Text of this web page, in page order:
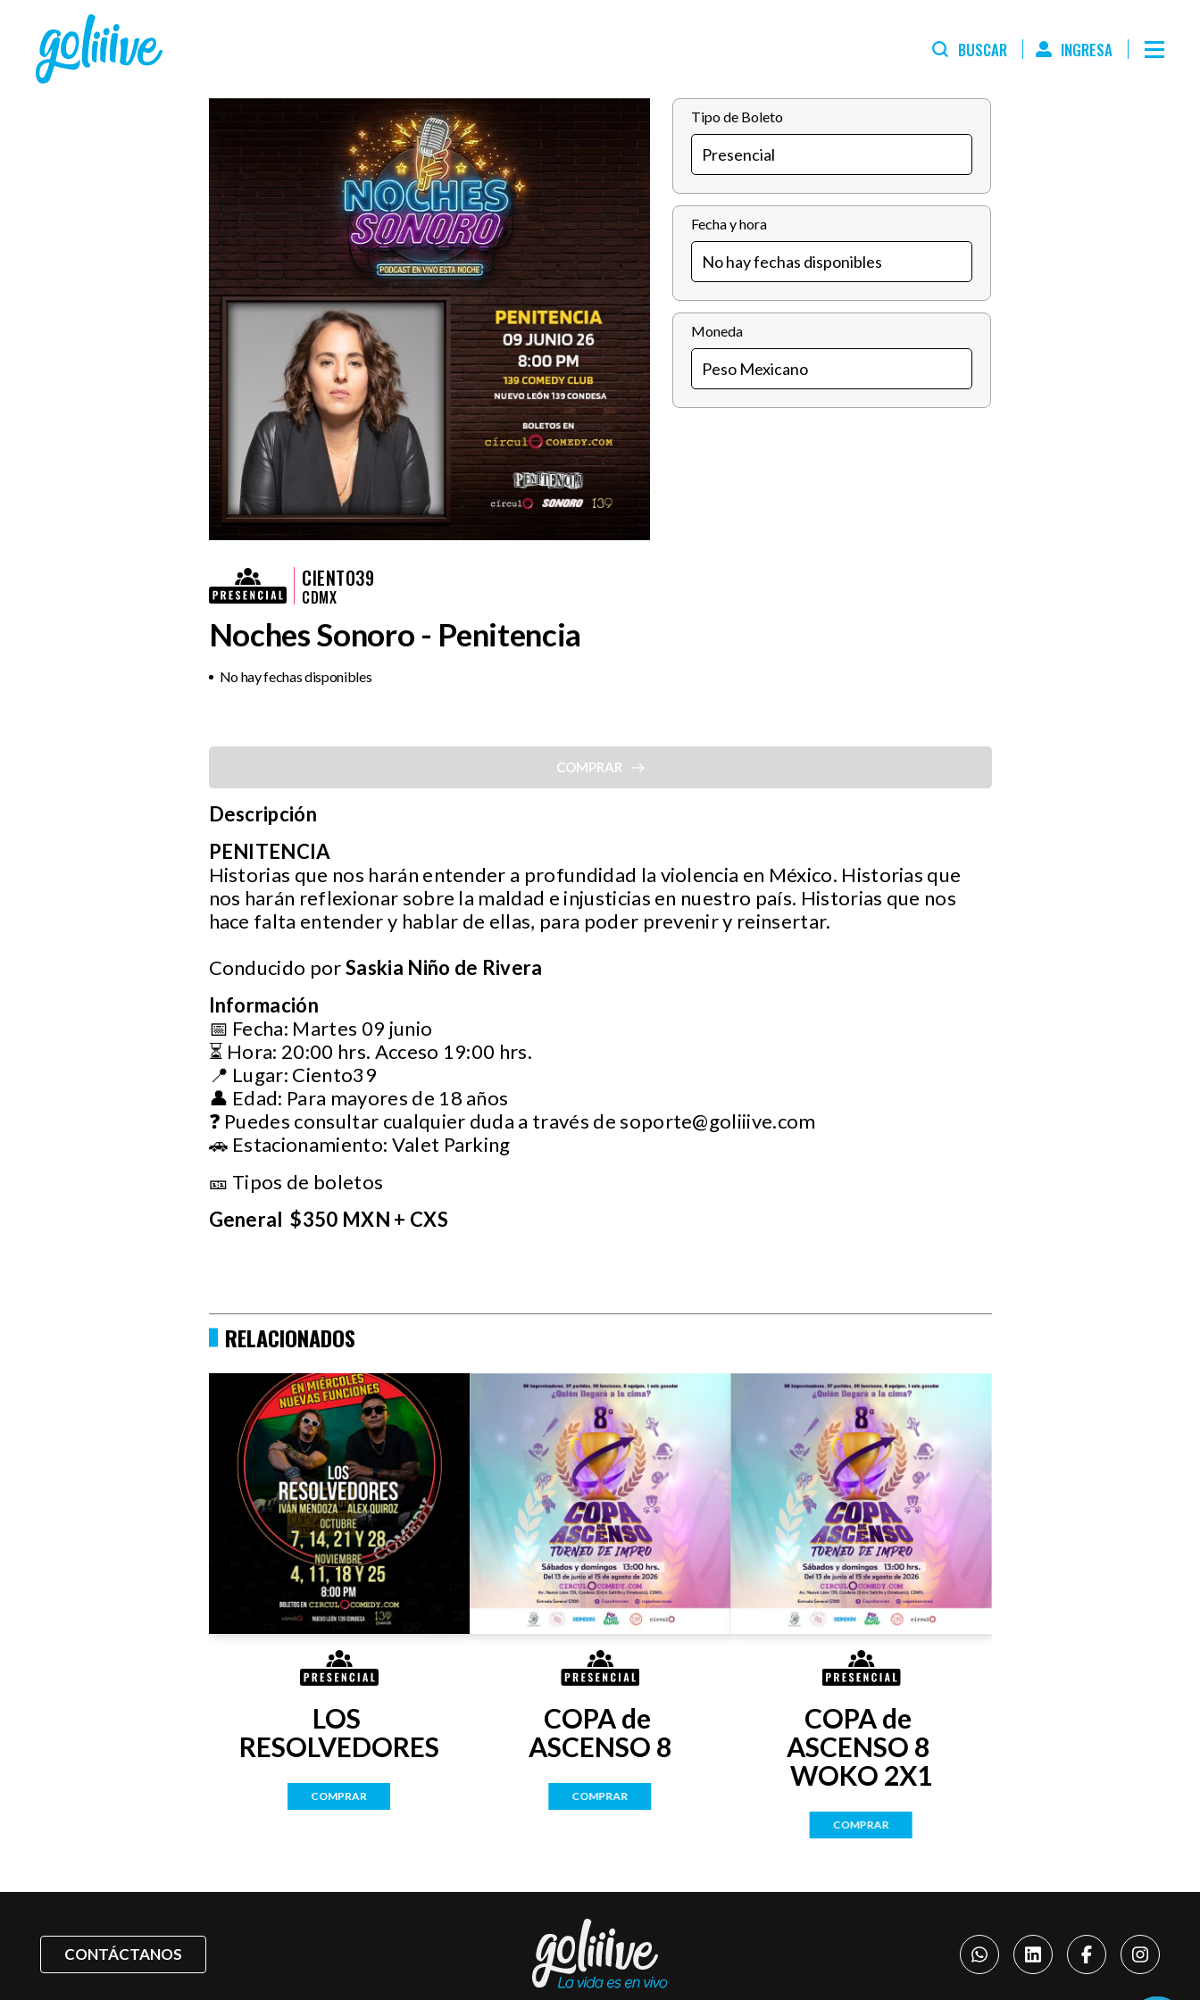
BUSCAR INGRESA
CIENTO39
CDMX
Noches Sonoro - Penitencia
No hay fechas disponibles
Tipo de Boleto
Fecha y hora
Moneda
COMPRAR
Descripción
PENITENCIA
Historias que nos harán entender a profundidad la violencia en México. Historias que
nos harán reflexionar sobre la maldad e injusticias en nuestro país. Historias que nos
hace falta entender y hablar de ellas, para poder prevenir y reinsertar.
Conducido porSaskia Niño de Rivera
Información
📅 Fecha: Martes 09 junio
⏳ Hora: 20:00 hrs. Acceso 19:00 hrs.
📍 Lugar: Ciento39
👤 Edad: Para mayores de 18 años
❓ Puedes consultar cualquier duda a través desoporte@goliiive.com
🚗 Estacionamiento: Valet Parking
🎫 Tipos de boletos
General $350 MXN + CXS
RELACIONADOS
LOS
RESOLVEDORES
COMPRAR
COPA de
ASCENSO 8
COMPRAR
COPA de
ASCENSO 8
WOKO 2X1
COMPRAR
CONTÁCTANOS